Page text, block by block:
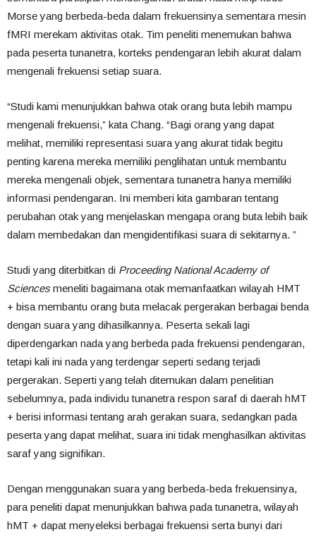
Morse yang berbeda-beda dalam frekuensinya sementara mesin
fMRI merekam aktivitas otak. Tim peneliti menemukan bahwa
pada peserta tunanetra, korteks pendengaran lebih akurat dalam
mengenali frekuensi setiap suara.
“Studi kami menunjukkan bahwa otak orang buta lebih mampu
mengenali frekuensi,” kata Chang. “Bagi orang yang dapat
melihat, memiliki representasi suara yang akurat tidak begitu
penting karena mereka memiliki penglihatan untuk membantu
mereka mengenali objek, sementara tunanetra hanya memiliki
informasi pendengaran. Ini memberi kita gambaran tentang
perubahan otak yang menjelaskan mengapa orang buta lebih baik
dalam membedakan dan mengidentifikasi suara di sekitarnya. ”
Studi yang diterbitkan di Proceeding National Academy of
Sciencesmeneliti bagaimana otak memanfaatkan wilayah HMT
+ bisa membantu orang buta melacak pergerakan berbagai benda
dengan suara yang dihasilkannya. Peserta sekali lagi
diperdengarkan nada yang berbeda pada frekuensi pendengaran,
tetapi kali ini nada yang terdengar seperti sedang terjadi
pergerakan. Seperti yang telah ditemukan dalam penelitian
sebelumnya, pada individu tunanetra respon saraf di daerah hMT
+ berisi informasi tentang arah gerakan suara, sedangkan pada
peserta yang dapat melihat, suara ini tidak menghasilkan aktivitas
saraf yang signifikan.
Dengan menggunakan suara yang berbeda-beda frekuensinya,
para peneliti dapat menunjukkan bahwa pada tunanetra, wilayah
hMT + dapat menyeleksi berbagai frekuensi serta bunyi dari